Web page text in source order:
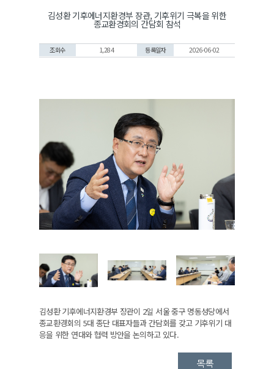
김성환 기후에너지환경부 장관, 기후위기 극복을 위한
종교환경회의 간담회 참석
조회수 1,284 등록일자 2026-06-02
김성환 기후에너지환경부 장관이 2일 서울 중구 명동성당에서
종교환경회의 5대 종단 대표자들과 간담회를 갖고 기후위기 대
응을 위한 연대와 협력 방안을 논의하고 있다.